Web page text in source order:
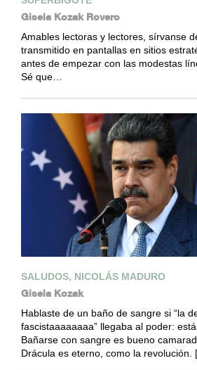
Gisela Kozak Rovero
Amables lectoras y lectores, sírvanse
transmitido en pantallas en sitios
antes de empezar con las modestas
Sé que…
SALUDOS, NICOLÁS MADURO
Gisela Kozak
Hablaste de un baño de sangre si “la
fascistaaaaaaaa” llegaba al poder:
Bañarse con sangre es bueno
Drácula es eterno, como la revolución.